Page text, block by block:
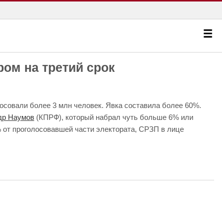
на третий срок
более 3 млн человек. Явка составила более 60%.
Наумов (КПРФ), который набрал чуть больше 6% или
проголосовавшей части электората, СРЗП в лице